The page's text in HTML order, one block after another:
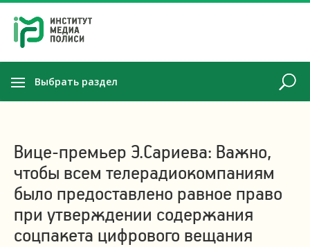
Выбрать раздел
Вице-премьер Э.Сариева: Важно,
чтобы всем телерадиокомпаниям
было предоставлено равное право
при утверждении содержания
соцпакета цифрового вещания